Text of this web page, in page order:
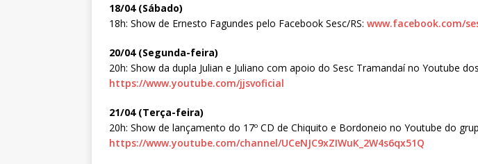
18/04 (Sábado)
18h: Show de Ernesto Fagundes pelo Facebook Sesc/RS: www.facebook.com/
20/04 (Segunda-feira)
20h: Show da dupla Julian e Juliano com apoio do Sesc Tramandaí no Youtube dos
https://www.youtube.com/jjsvoficial
21/04 (Terça-feira)
20h: Show de lançamento do 17º CD de Chiquito e Bordoneio no Youtube do
https://www.youtube.com/channel/UCeNJC9xZIWuK_ 2W4s6qx51Q